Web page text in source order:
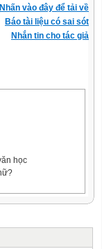
Nhấn vào đây để tải về
Báo tài liệu có sai sót
Nhắn tin cho tác giả
học